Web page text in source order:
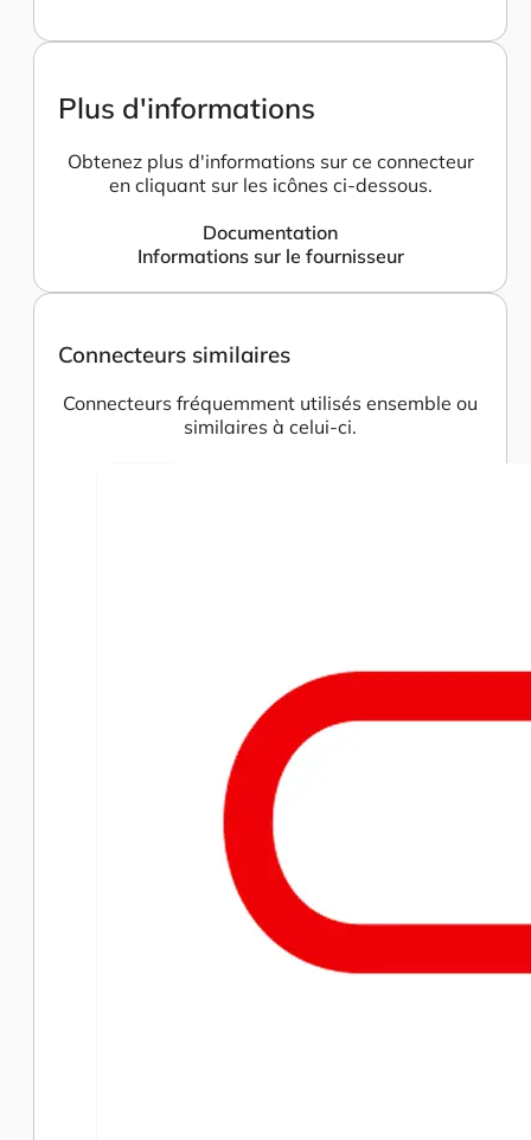
Plus d'informations
Obtenez plus d'informations sur ce connecteur
en cliquant sur les icônes ci-dessous.
Documentation
Informations sur le fournisseur
Connecteurs similaires
Connecteurs fréquemment utilisés ensemble ou
similaires à celui-ci.